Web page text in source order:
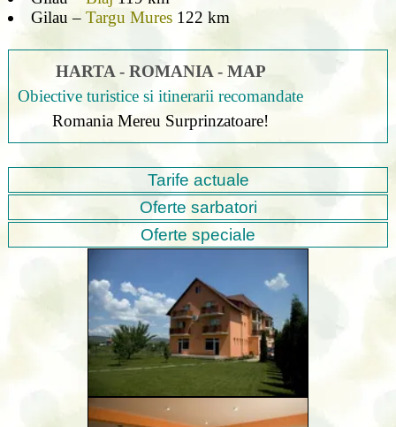
Gilau – Targu Mures122 km
HARTA - ROMANIA - MAP
Obiective turistice si itinerarii recomandate
Romania Mereu Surprinzatoare!
Tarife actuale
Oferte sarbatori
Oferte speciale